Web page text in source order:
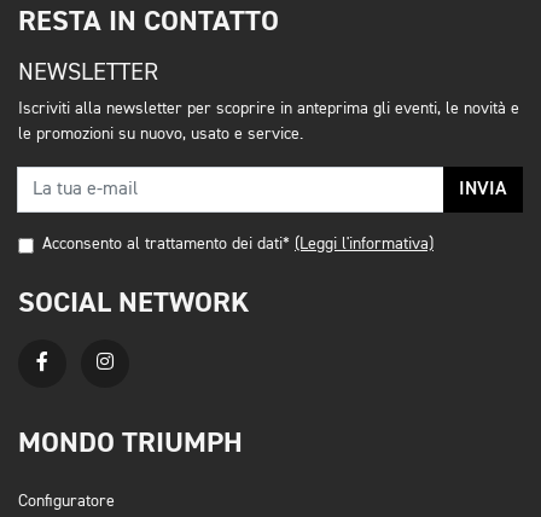
RESTA IN CONTATTO
NEWSLETTER
Iscriviti alla newsletter per scoprire in anteprima gli eventi, le novità e
le promozioni su nuovo, usato e service.
INVIA
Acconsento al trattamento dei dati* (Leggi l'informativa)
SOCIAL NETWORK
MONDO TRIUMPH
Configuratore